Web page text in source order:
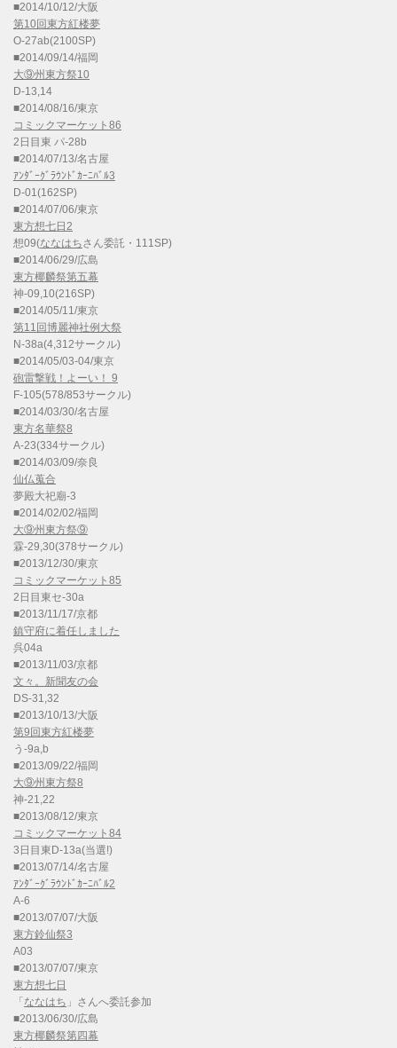
■2014/10/12/大阪
第10回東方紅楼夢
O-27ab(2100SP)
■2014/09/14/福岡
大⑨州東方祭10
D-13,14
■2014/08/16/東京
コミックマーケット86
2日目東 パ-28b
■2014/07/13/名古屋
ｱﾝﾀﾞｰｸﾞﾗｳﾝﾄﾞｶｰﾆﾊﾞﾙ3
D-01(162SP)
■2014/07/06/東京
東方想七日2
想09(ななはちさん委託・111SP)
■2014/06/29/広島
東方椰麟祭第五幕
神-09,10(216SP)
■2014/05/11/東京
第11回博麗神社例大祭
N-38a(4,312サークル)
■2014/05/03-04/東京
砲雷撃戦！よーい！ 9
F-105(578/853サークル)
■2014/03/30/名古屋
東方名華祭8
A-23(334サークル)
■2014/03/09/奈良
仙仏蒐合
夢殿大祀廟-3
■2014/02/02/福岡
大⑨州東方祭⑨
霖-29,30(378サークル)
■2013/12/30/東京
コミックマーケット85
2日目東セ-30a
■2013/11/17/京都
鎮守府に着任しました
呉04a
■2013/11/03/京都
文々。新聞友の会
DS-31,32
■2013/10/13/大阪
第9回東方紅楼夢
う-9a,b
■2013/09/22/福岡
大⑨州東方祭8
神-21,22
■2013/08/12/東京
コミックマーケット84
3日目東D-13a(当選!)
■2013/07/14/名古屋
ｱﾝﾀﾞｰｸﾞﾗｳﾝﾄﾞｶｰﾆﾊﾞﾙ2
A-6
■2013/07/07/大阪
東方鈴仙祭3
A03
■2013/07/07/東京
東方想七日
「 ななはち 」さんへ委託参加
■2013/06/30/広島
東方椰麟祭第四幕